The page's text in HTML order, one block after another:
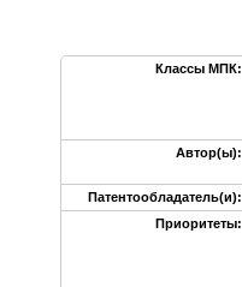
Классы МПК:
Автор(ы):
Патентообладатель(и):
Приоритеты: